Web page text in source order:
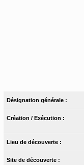
Désignation générale :
Création / Exécution :
Lieu de découverte :
Site de découverte :